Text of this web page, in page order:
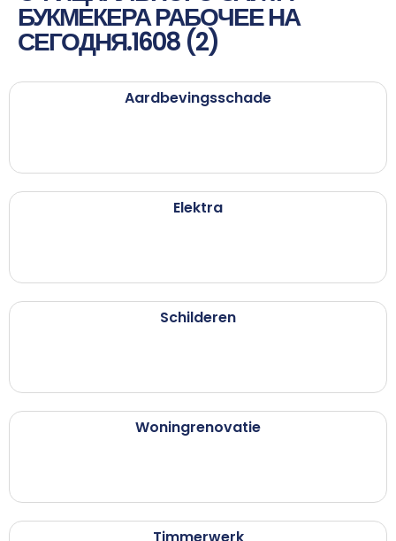
БУКМЕКЕРА РАБОЧЕЕ НА
СЕГОДНЯ.1608 (2)
Aardbevingsschade
Elektra
Schilderen
Woningrenovatie